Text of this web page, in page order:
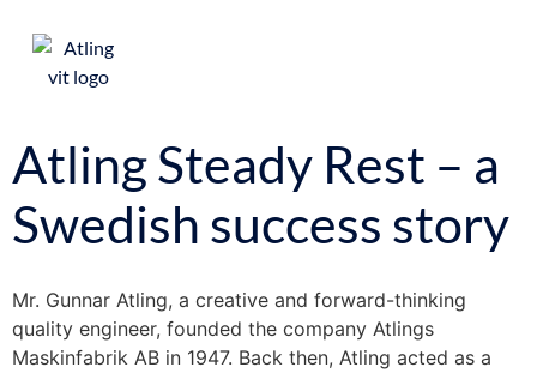
Atling Steady Rest – a
Swedish success story
Mr. Gunnar Atling, a creative and forward-thinking
quality engineer, founded the company Atlings
Maskinfabrik AB in 1947. Back then, Atling acted as a